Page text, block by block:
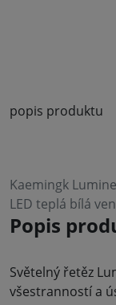
popis produktu
Kaemingk
LED teplá bílá
Popis
Světelný řetěz
všestranností a